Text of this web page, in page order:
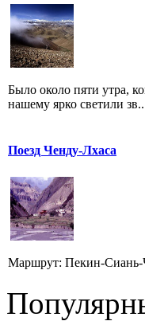
Было около пяти утра,
нашему ярко светили
Поезд Ченду-Лхаса
Маршрут: Пекин-Сиань-